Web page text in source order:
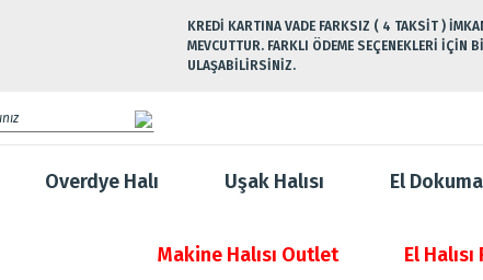
KREDİ KARTINA VADE FARKSIZ ( 4 TAKSİT )
MEVCUTTUR. FARKLI ÖDEME SEÇENEKLERİ İÇİN
ULAŞABİLİRSİNİZ.
Overdye Halı Uşak Halısı El
Makine Halısı Outlet El